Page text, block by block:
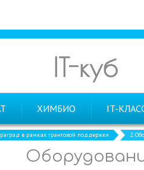
IT-куб
ХИМБИО IT-
в рамках грантовой поддержки 2.